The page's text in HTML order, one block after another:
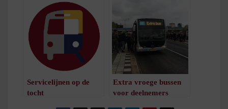
Servicelijnen op de
tocht
Extra vroege bussen
voor deelnemers